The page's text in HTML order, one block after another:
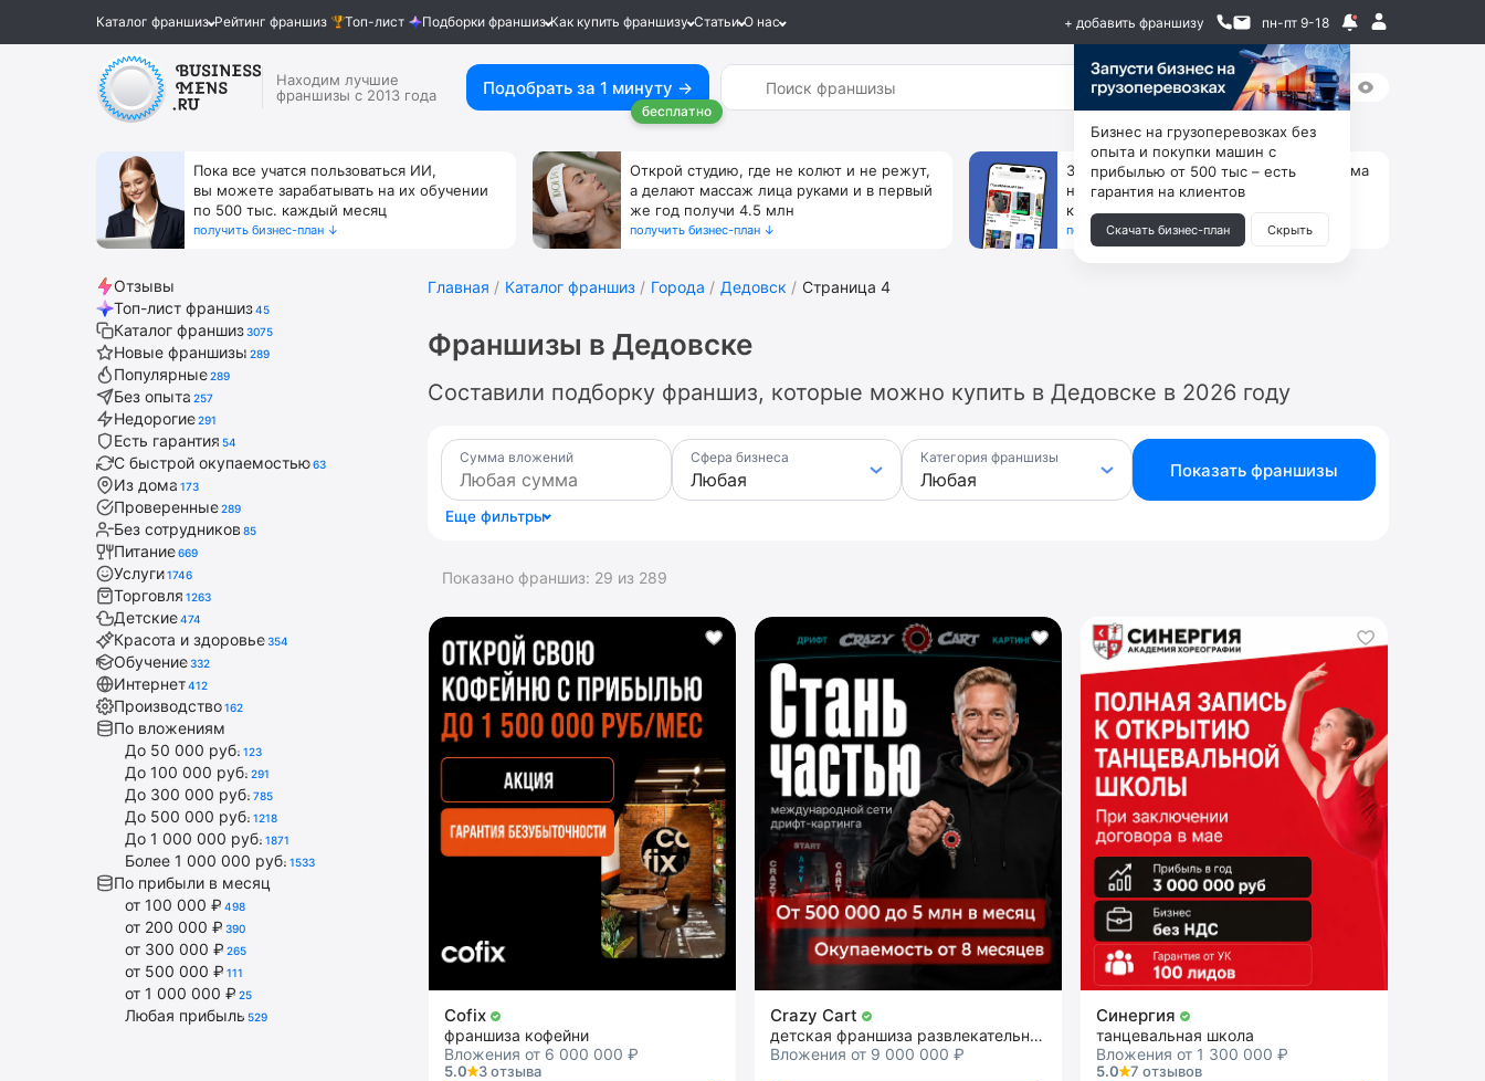
Каталог франшиз Рейтинг франшиз Топ-лист Подборки франшиз Как купить франшизу Статьи О нас + добавить франшизу пн-пт 9-18
Находим лучшие
франшизы с 2013 года
Подобрать за 1 минуту →
бесплатно
Пока все учатся пользоваться ИИ,
вы можете зарабатывать на их обучении
по 500 тыс. каждый месяц
получить бизнес-план ↓
Открой студию, где не колют и не режут,
а делают массаж лица руками и в первый
же год получи 4.5 млн
получить бизнес-план ↓
За 90 тыс. открой магазин на Авито, дома
ни коробок, ни товара, ни склада, зато
каждый месяц +125 тыс. чистыми
получить бизнес-план ↓
Отзывы
Топ-лист франшиз45
Каталог франшиз3075
Новые франшизы 289
Популярные289
Без опыта 257
Недорогие291
Есть гарантия 54
С быстрой окупаемостью63
Из дома 173
Проверенные289
Без сотрудников 85
Питание669
Услуги1746
Торговля 1263
Детские474
Красота и здоровье354
Обучение332
Интернет412
Производство162
По вложениям
До 50 000 руб. 123
До 100 000 руб. 291
До 300 000 руб. 785
До 500 000 руб. 1218
До 1 000 000 руб. 1871
Более 1 000 000 руб. 1533
По прибыли в месяц
от 100 000 ₽ 498
от 200 000 ₽ 390
от 300 000 ₽ 265
от 500 000 ₽ 111
от 1 000 000 ₽ 25
Любая прибыль 529
Главная Каталог франшиз Города Дедовск Страница 4
Франшизы в Дедовске
Составили подборку франшиз, которые можно купить в Дедовске в 2026 году
Сумма вложений Сфера бизнеса Категория франшизы
Показать франшизы
Еще фильтры
Показано франшиз: 29 из 289
Cofix
франшиза кофейни
Вложения от 6 000 000 ₽
5.0
3 отзыва
Crazy Cart
детская франшиза развлекательных центров с дрифт-картингом
Вложения от 9 000 000 ₽
Синергия
танцевальная школа
Вложения от 1 300 000 ₽
5.0
7 отзывов
Бизнес на грузоперевозках без
опыта и покупки машин с
прибылью от 500 тыс – есть
гарантия на клиентов
Скачать бизнес-план Скрыть